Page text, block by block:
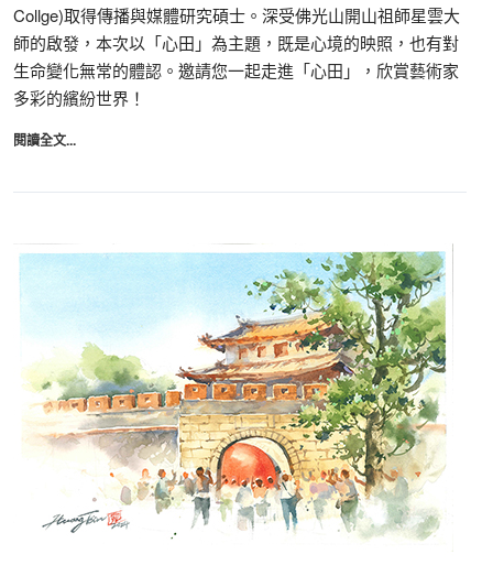
Collge)取得傳播與媒體研究碩士。深受佛光山開山祖師星雲大
師的啟發，本次以「心田」為主題，既是心境的映照，也有對
生命變化無常的體認。邀請您一起走進「心田」，欣賞藝術家
多彩的繽紛世界！
閱讀全文...